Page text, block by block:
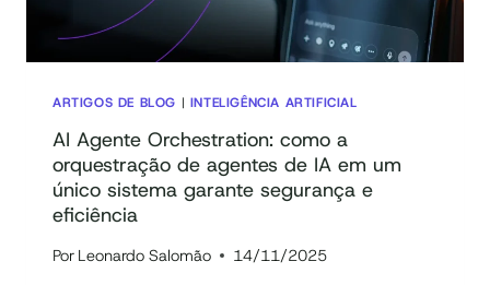
ARTIGOS DE BLOG | INTELIGÊNCIA ARTIFICIAL
AI Agente Orchestration: como a
orquestração de agentes de IA em um
único sistema garante segurança e
eficiência
Por Leonardo Salomão 14/11/2025